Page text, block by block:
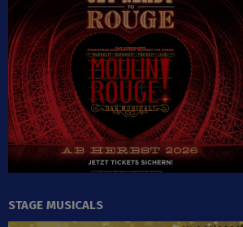
STAGE MUSICALS